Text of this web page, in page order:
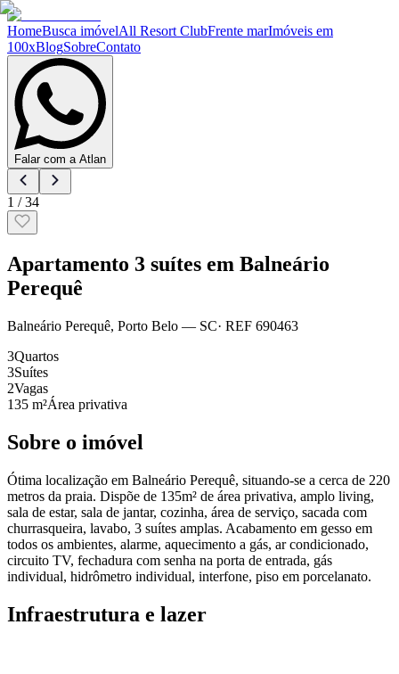
HomeBusca imóvelAll Resort ClubFrente marImóveis em
100xBlogSobreContato
Falar com a Atlan
1 /34
Apartamento 3 suítes em Balneário
Perequê
Balneário Perequê, Porto Belo — SC· REF 690463
3Quartos
3Suítes
2Vagas
135 m²Área privativa
Sobre o imóvel
Ótima localização em Balneário Perequê, situando-se a cerca de 220
metros da praia. Dispõe de 135m² de área privativa, amplo living,
sala de estar, sala de jantar, cozinha, área de serviço, sacada com
churrasqueira, lavabo, 3 suítes amplas. Acabamento em gesso em
todos os ambientes, alarme, aquecimento a gás, ar condicionado,
circuito TV, fechadura com senha na porta de entrada, gás
individual, hidrômetro individual, interfone, piso em porcelanato.
Infraestrutura e lazer